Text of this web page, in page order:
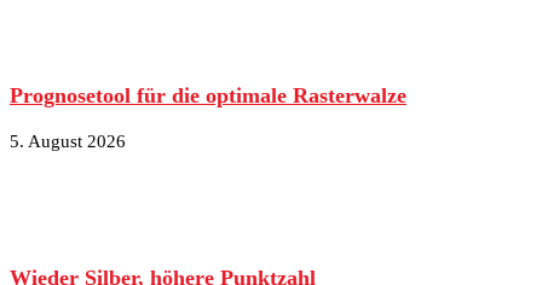
Prognosetool für die optimale Rasterwalze
5. August 2026
Wieder Silber, höhere Punktzahl